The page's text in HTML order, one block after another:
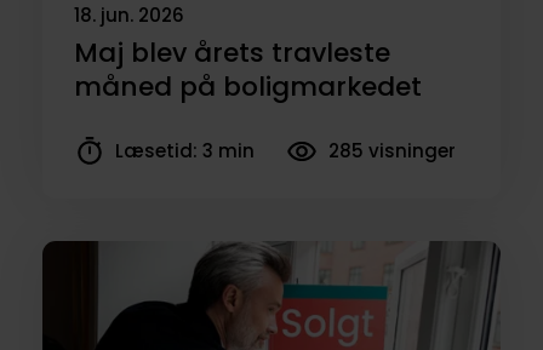
Maj blev årets travleste
måned på boligmarkedet
18. jun. 2026
Læsetid: 3 min 285 visninger